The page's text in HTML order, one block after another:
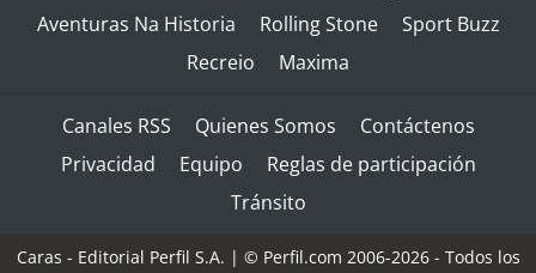
Aventuras Na Historia
Rolling Stone
Sport Buzz
Recreio
Maxima
Canales RSS Quienes Somos
Contáctenos
Privacidad
Equipo
Reglas de participación
Tránsito
Caras - Editorial Perfil S.A. | © Perfil.com 2006-2026 - Todos los